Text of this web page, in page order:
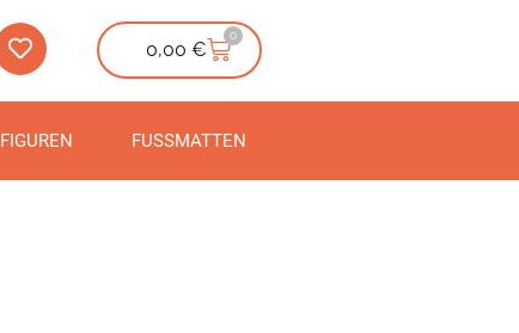
0,00€
0
FIGUREN FUSSMATTEN